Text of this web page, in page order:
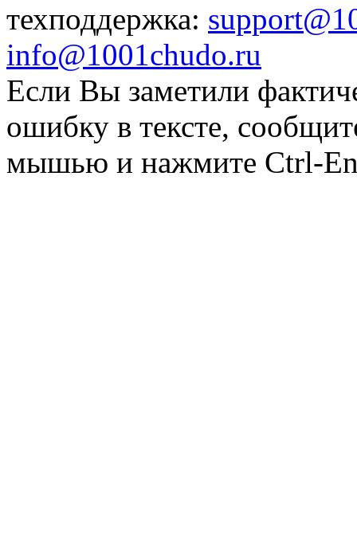
техподдержка:
info@1001chudo.ru
Если Вы заметили
ошибку в тексте,
мышью и нажмите Ctrl-